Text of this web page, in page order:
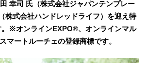
幸司 氏（株式会社ジャパンテンプレー
株式会社ハンドレッドライフ）を迎え特
。※オンラインEXPO®︎、オンラインマル
マートルーチェの登録商標です。